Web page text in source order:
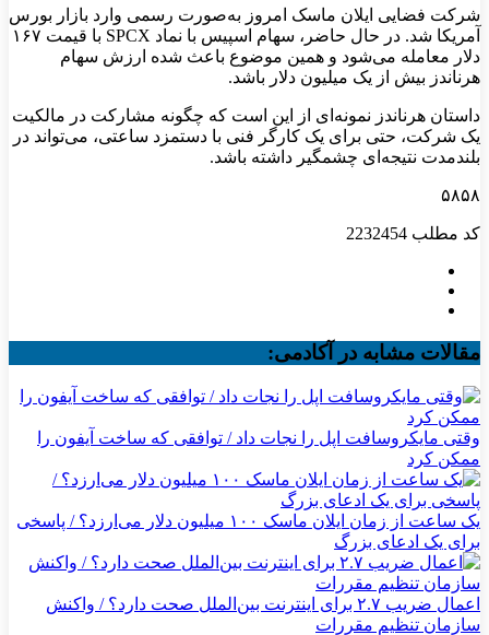
شرکت فضایی ایلان ماسک امروز به‌صورت رسمی وارد بازار بورس
آمریکا شد. در حال حاضر، سهام اسپیس‌ با نماد SPCX با قیمت ۱۶۷
دلار معامله می‌شود و همین موضوع باعث شده ارزش سهام
هرناندز بیش از یک میلیون دلار باشد.
داستان هرناندز نمونه‌ای از این است که چگونه مشارکت در مالکیت
یک شرکت، حتی برای یک کارگر فنی با دستمزد ساعتی، می‌تواند در
بلندمدت نتیجه‌ای چشمگیر داشته باشد.
۵۸۵۸
کد مطلب 2232454
مقالات مشابه در آکادمی:
وقتی مایکروسافت اپل را نجات داد / توافقی که ساخت آیفون را
ممکن کرد
یک ساعت از زمان ایلان ماسک ۱۰۰ میلیون دلار می‌ارزد؟ / پاسخی
برای یک ادعای بزرگ
اعمال ضریب ۲.۷ برای اینترنت بین‌الملل صحت دارد؟ / واکنش
سازمان تنظیم مقررات